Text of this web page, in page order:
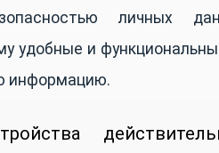
личных
удобные и
информацию.